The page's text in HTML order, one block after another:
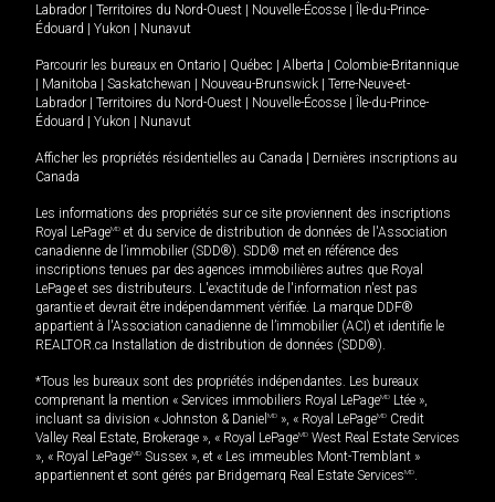
Labrador
Territoires du Nord-Ouest Nouvelle-Écosse
Île-du-Prince-
Édouard
Yukon Nunavut
Parcourir les bureaux en Ontario Québec Alberta
Colombie-Britannique
Manitoba Saskatchewan Nouveau-Brunswick
Terre-Neuve-et-
Labrador
Territoires du Nord-Ouest Nouvelle-Écosse
Île-du-Prince-
Édouard
Yukon Nunavut
Afficher les propriétés résidentielles au Canada
Dernières inscriptions au
Canada
Les informations des propriétés sur ce site proviennent des inscriptions
Royal LePageMD et du service de distribution de données de l'Association
canadienne de l’immobilier (SDD®). SDD® met en référence des
inscriptions tenues par des agences immobilières autres que Royal
LePage et ses distributeurs. L'exactitude de l'information n'est pas
garantie et devrait être indépendamment vérifiée. La marque DDF®
appartient à l'Association canadienne de l’immobilier (ACI) et identifie le
REALTOR.ca Installation de distribution de données (SDD®).
*Tous les bureaux sont des propriétés indépendantes. Les bureaux
comprenant la mention « Services immobiliers Royal LePageMD Ltée »,
incluant sa division « Johnston & Daniel MD », « Royal LePageMD Credit
Valley Real Estate, Brokerage », « Royal LePageMD West Real Estate Services
», « Royal LePageMD Sussex », et « Les immeubles Mont-Tremblant »
appartiennent et sont gérés par Bridgemarq Real Estate ServicesMD.